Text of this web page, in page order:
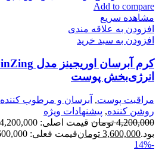
Add to compare
مشاهده سریع
افزودن به علاقه مندی
افزودن به سبد خرید
انرژی‌بخش پوست
مراقبت پوست, آبرسان و مرطوب كننده
روشن كننده, پیشنهادات ویژه
4,200,000 تومان
بود.3,600,000 تومانقیمت فعلی: 3,600,000 تومان.
-14%